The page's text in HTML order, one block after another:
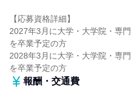
【応募資格詳細】
2027年3月に大学・大学院・専
を卒業予定の方
2028年3月に大学・大学院・専
を卒業予定の方
報酬・交通費